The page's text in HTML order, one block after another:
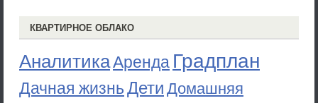
КВАРТИРНОЕ ОБЛАКО
АналитикаАренда Градплан
Дачная жизньДети Домашняя